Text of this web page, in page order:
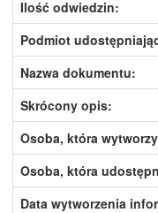
Ilość odwiedzin:
Podmiot
Nazwa dokumentu:
Skrócony opis:
Osoba, która
Osoba, która
Data wytworzenia